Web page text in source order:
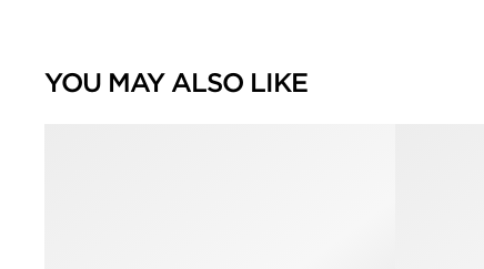
YOU MAY ALSO LIKE